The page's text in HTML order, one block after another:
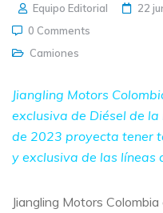
Equipo Editorial
22
0 Comments
Camiones
Jiangling Motors
exclusiva de Diésel de
de 2023 proyecta tener
y exclusiva de las líneas
Jiangling Motors